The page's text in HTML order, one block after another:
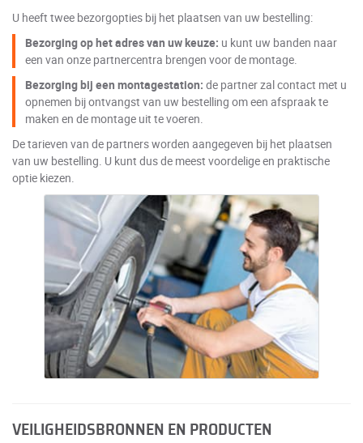
U heeft twee bezorgopties bij het plaatsen van uw bestelling:
Bezorging op het adres van uw keuze: u kunt uw banden naar
een van onze partnercentra brengen voor de montage.
Bezorging bij een montagestation: de partner zal contact met u
opnemen bij ontvangst van uw bestelling om een afspraak te
maken en de montage uit te voeren.
De tarieven van de partners worden aangegeven bij het plaatsen
van uw bestelling. U kunt dus de meest voordelige en praktische
optie kiezen.
VEILIGHEIDSBRONNEN EN PRODUCTEN